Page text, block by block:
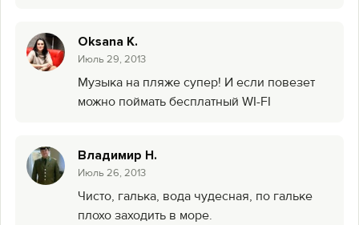
Oksana K.
Июль 29, 2013
Музыка на пляже супер! И если повезет
можно поймать бесплатный WI-FI
Владимир Н.
Июль 26, 2013
Чисто, галька, вода чудесная, по гальке
плохо заходить в море.